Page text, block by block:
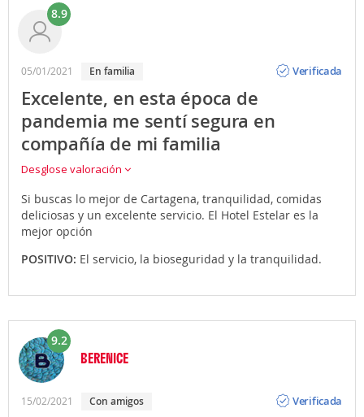
8.9
05/01/2021 En familia
Verificada
Excelente, en esta época de
pandemia me sentí segura en
compañía de mi familia
Desglose valoración
Si buscas lo mejor de Cartagena, tranquilidad, comidas
deliciosas y un excelente servicio. El Hotel Estelar es la
mejor opción
POSITIVO: El servicio, la bioseguridad y la tranquilidad.
9.2
BERENICE
15/02/2021 Con amigos
Verificada